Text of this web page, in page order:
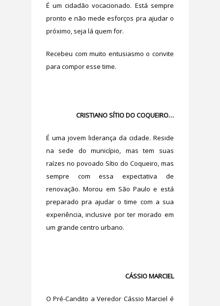
É um cidadão vocacionado. Está sempre
pronto e não mede esforços pra ajudar o
próximo, seja lá quem for.
Recebeu com muito entusiasmo o convite
para compor esse time.
CRISTIANO SÍTIO DO COQUEIRO…
É uma jovem liderança da cidade. Reside
na sede do município, mas tem suas
raízes no povoado Sítio do Coqueiro, mas
sempre com essa expectativa de
renovação. Morou em São Paulo e está
preparado pra ajudar o time com a sua
experiência, inclusive por ter morado em
um grande centro urbano.
CÁSSIO MARCIEL
O Pré-Candito a Veredor Cássio Marciel é